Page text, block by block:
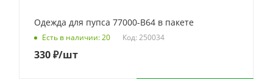
Одежда для пупса 77000-B64 в пакете
Есть в наличии: 20 Код: 250034
330₽/шт